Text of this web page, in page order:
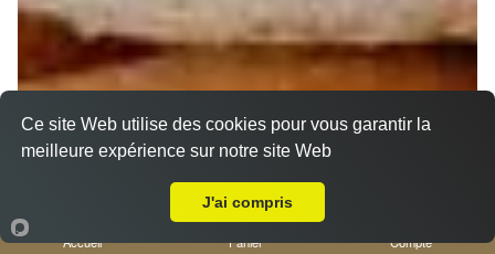
Accueil Panier Compte
Ce site Web utilise des cookies pour vous garantir la
meilleure expérience sur notre site Web
J'ai compris